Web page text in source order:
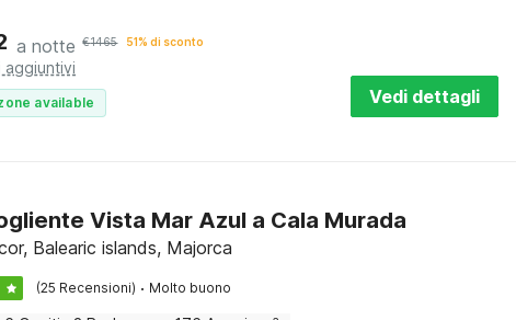
a notte €1465 51% di sconto
aggiuntivi
available Vedi dettagli
Vista Mar Azul a Cala Murada
Balearic islands, Majorca
(25 Recensioni) · Molto buono